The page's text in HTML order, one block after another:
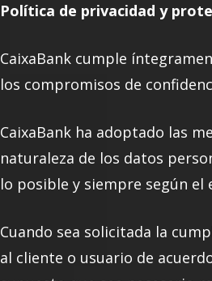
Política de privacidad y
CaixaBank cumple
los compromisos de
CaixaBank ha adoptado las
naturaleza de los datos
lo posible y siempre según
Cuando sea solicitada la
al cliente o usuario de